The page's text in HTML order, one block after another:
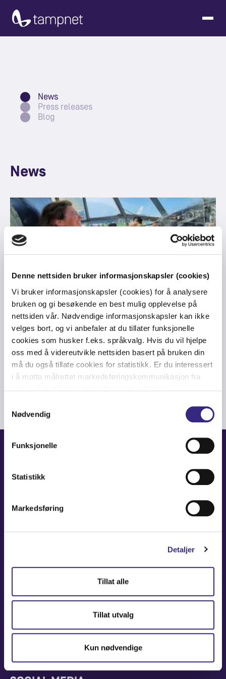
Denne nettsiden bruker informasjonskapsler (cookies)
Vi bruker informasjonskapsler (cookies) for å analysere
bruken og gi besøkende en best mulig opplevelse på
nettsiden vår. Nødvendige informasjonskapsler kan ikke
velges bort, og vi anbefaler at du tillater funksjonelle
cookies som husker f.eks. språkvalg. Hvis du vil hjelpe
oss med å videreutvikle nettsiden basert på bruken din
må du også tillate cookies for statistikk. Er du interessert
i å motta målrettet markedsføringskommunikasjon fra
Nødvendig
Funksjonelle
Statistikk
Markedsføring
Detaljer
Tillat alle
Tillat utvalg
Kun nødvendige
News
Press releases
Blog
News
WOMEN IN TECH -EQUALITY -TECHNOLOGY-DIVERSITY
Women in Tech: Insights from our
Diverse Team
News and Events
Partners Europe
Marketing Center